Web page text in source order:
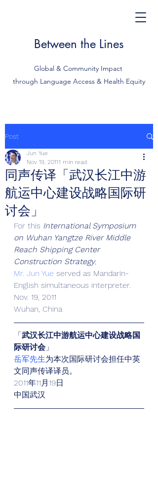
Between the Lines
Global & Community Impact
through Language Access & Health Equity
Post
同声传译「武汉长江中游
航运中心建设战略国际研
讨会」
Jun Yue
Nov 19, 20111 min read
For this International Symposium
on Wuhan Yangtze River Middle
Reach Shipping Center
Construction Strategy,
Mr. Jun Yue served as Mandarin-
English simultaneous interpreter.
Nov. 19, 2011
Wuhan, China
「武汉长江中游航运中心建设战略国
际研讨会」
岳军先生为本次国际研讨会担任中英
文同声传译译员。
2011年11月19日
中国武汉